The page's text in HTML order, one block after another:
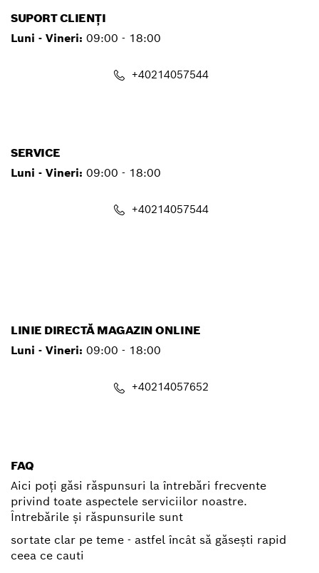
SUPORT CLIENȚI
Luni - Vineri: 09:00 - 18:00
+40214057544
SERVICE
Luni - Vineri: 09:00 - 18:00
+40214057544
LINIE DIRECTĂ MAGAZIN ONLINE
Luni - Vineri: 09:00 - 18:00
+40214057652
FAQ
Aici poți găsi răspunsuri la întrebări frecvente
privind toate aspectele serviciilor noastre.
Întrebările și răspunsurile sunt
sortate clar pe teme - astfel încât să găsești rapid
ceea ce cauti